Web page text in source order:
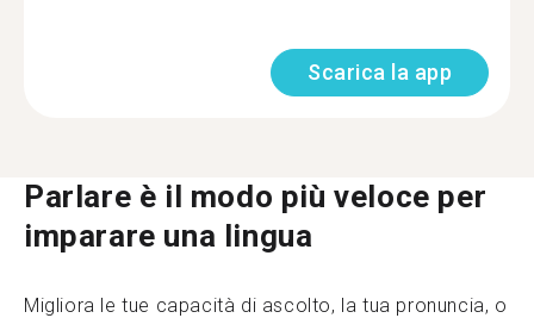
Scarica la app
Parlare è il modo più veloce per
imparare una lingua
Migliora le tue capacità di ascolto, la tua pronuncia, o